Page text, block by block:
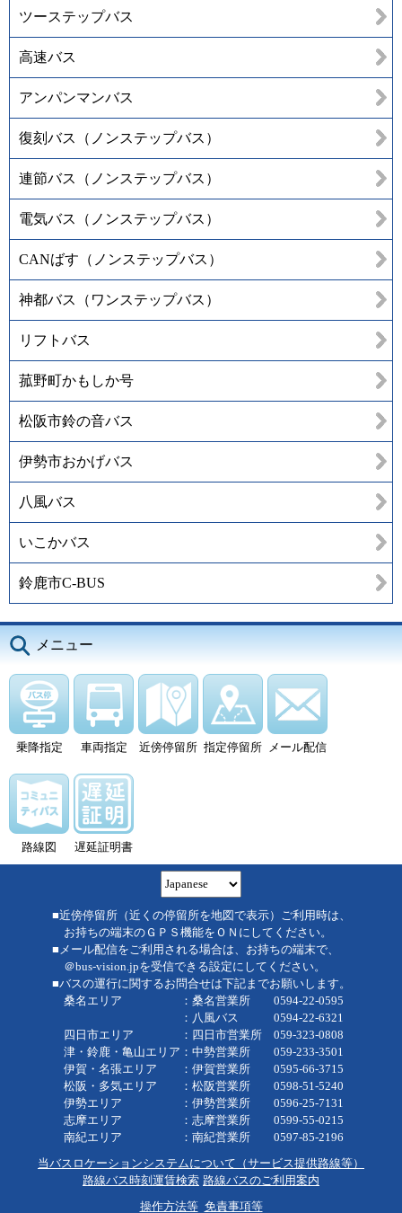
ツーステップバス
高速バス
アンパンマンバス
復刻バス（ノンステップバス）
連節バス（ノンステップバス）
電気バス（ノンステップバス）
CANばす（ノンステップバス）
神都バス（ワンステップバス）
リフトバス
菰野町かもしか号
松阪市鈴の音バス
伊勢市おかげバス
八風バス
いこかバス
鈴鹿市C-BUS
メニュー
乗降指定 車両指定 近傍停留所 指定停留所 メール配信
路線図 遅延証明書
■近傍停留所（近くの停留所を地図で表示）ご利用時は、
お持ちの端末のＧＰＳ機能をＯＮにしてください。
■メール配信をご利用される場合は、お持ちの端末で、
＠bus-vision.jpを受信できる設定にしてください。
■バスの運行に関するお問合せは下記までお願いします。
桑名エリア ：桑名営業所 0594-22-0595
：八風バス 0594-22-6321
四日市エリア ：四日市営業所 059-323-0808
津・鈴鹿・亀山エリア：中勢営業所 059-233-3501
伊賀・名張エリア ：伊賀営業所 0595-66-3715
松阪・多気エリア ：松阪営業所 0598-51-5240
伊勢エリア ：伊勢営業所 0596-25-7131
志摩エリア ：志摩営業所 0599-55-0215
南紀エリア ：南紀営業所 0597-85-2196
当バスロケーションシステムについて（サービス提供路線等）
路線バス時刻運賃検索 路線バスのご利用案内
操作方法等 免責事項等